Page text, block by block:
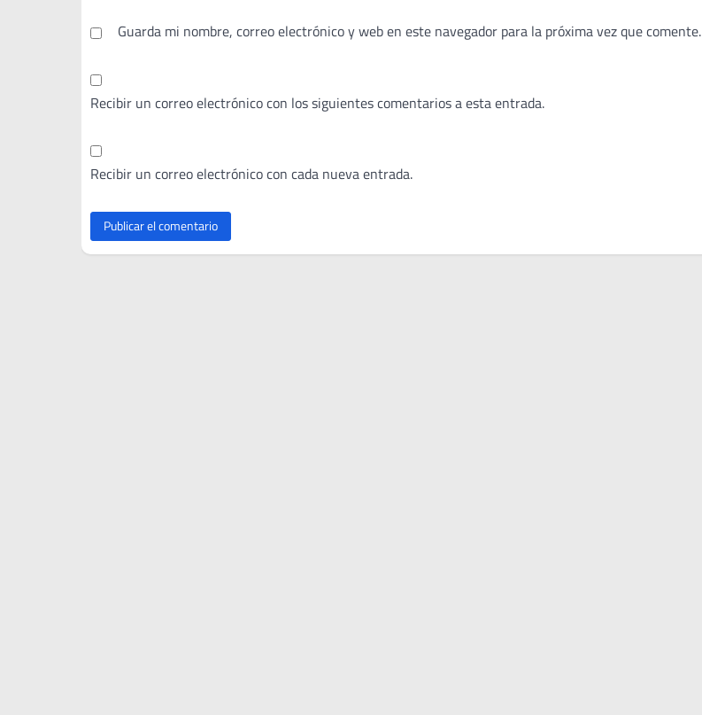
Guarda mi nombre, correo electrónico y web en este navegador para la próxima vez que comente.
Recibir un correo electrónico con los siguientes comentarios a esta entrada.
Recibir un correo electrónico con cada nueva entrada.